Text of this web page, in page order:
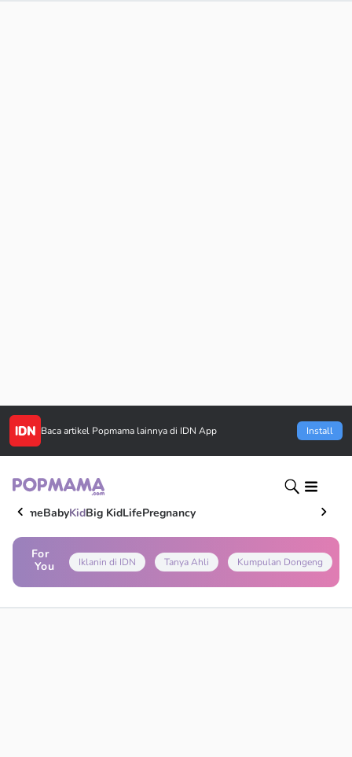
Baca artikel Popmama lainnya di IDN App Install
HomeBabyKidBig KidLifePregnancy
For
You
Iklanin di IDN Tanya Ahli Kumpulan Dongeng